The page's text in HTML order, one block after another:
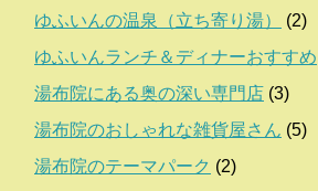
ゆふいんの温泉（立ち寄り湯）
(2)
ゆふいんランチ＆ディナーおすすめ
湯布院にある奥の深い専門店 (3)
湯布院のおしゃれな雑貨屋さん (5)
湯布院のテーマパーク (2)